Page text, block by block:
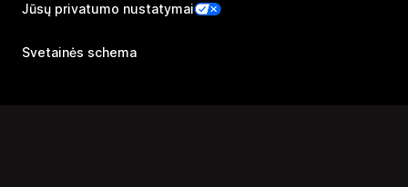
Jūsų privatumo nustatymai
Svetainės schema